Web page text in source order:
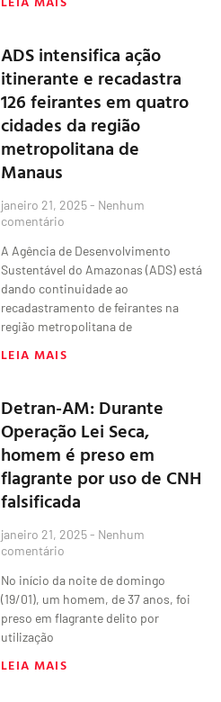
ADS intensifica ação
itinerante e recadastra
126 feirantes em quatro
cidades da região
metropolitana de
Manaus
janeiro 21, 2025 Nenhum
comentário
A Agência de Desenvolvimento
Sustentável do Amazonas (ADS) está
dando continuidade ao
recadastramento de feirantes na
região metropolitana de
LEIA MAIS
Detran-AM: Durante
Operação Lei Seca,
homem é preso em
flagrante por uso de CNH
falsificada
janeiro 21, 2025 Nenhum
comentário
No início da noite de domingo
(19/01), um homem, de 37 anos, foi
preso em flagrante delito por
utilização
LEIA MAIS